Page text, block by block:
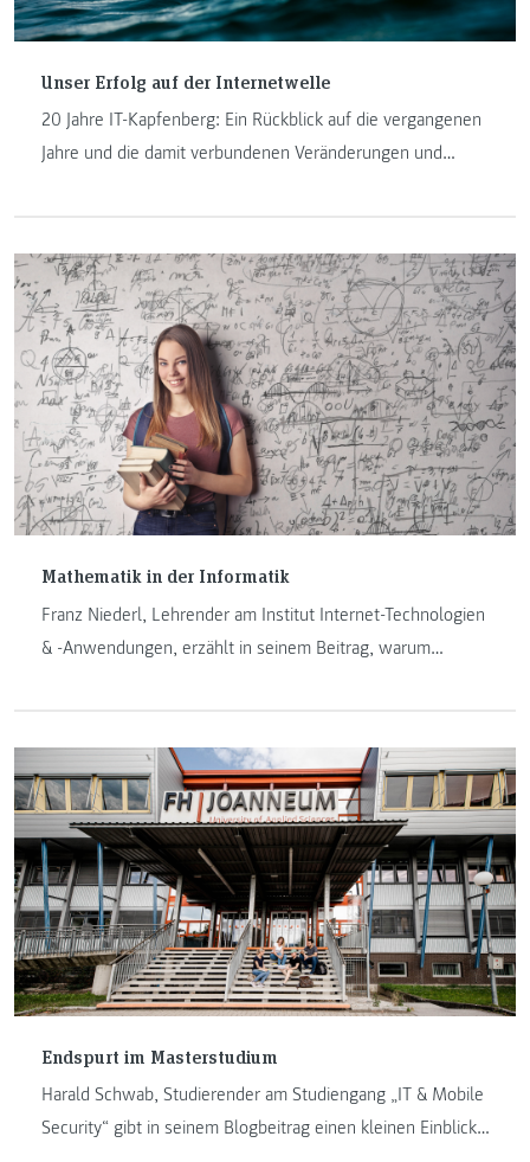
Unser Erfolg auf der Internetwelle
20 Jahre IT-Kapfenberg: Ein Rückblick auf die vergangenen
Jahre und die damit verbundenen Veränderungen und
Geburtsstunde der IT-Studiengänge am Institut und
erzählen in ihrem Beitrag darüber.
Mathematik in der Informatik
Franz Niederl, Lehrender am Institut Internet-Technologien
& -Anwendungen, erzählt in seinem Beitrag, warum
Endspurt im Masterstudium
Harald Schwab, Studierender am Studiengang „IT & Mobile
Security“ gibt in seinem Blogbeitrag einen kleinen Einblick